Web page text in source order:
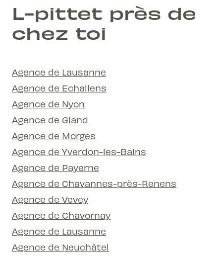
L-pittet près de
chez toi
Agence de Lausanne
Agence de Echallens
Agence de Nyon
Agence de Gland
Agence de Morges
Agence de Yverdon-les-Bains
Agence de Payerne
Agence de Chavannes-près-Renens
Agence de Vevey
Agence de Chavornay
Agence de Lausanne
Agence de Neuchâtel